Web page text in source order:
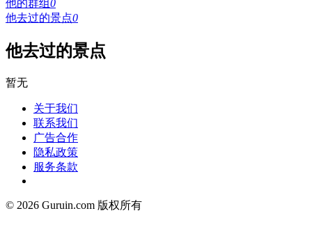
他的群组0
他去过的景点0
他去过的景点
暂无
关于我们
联系我们
广告合作
隐私政策
服务条款
© 2026 Guruin.com 版权所有